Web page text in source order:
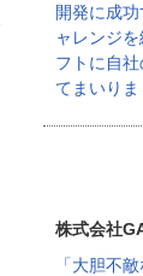
開発に成
ャレンジ
フトに自
てまいりま
株式会社
「大胆不